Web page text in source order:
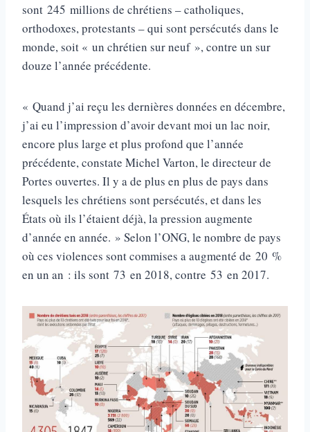
sont 245 millions de chrétiens – catholiques,
orthodoxes, protestants – qui sont persécutés dans le
monde, soit « un chrétien sur neuf », contre un sur
douze l’année précédente.
« Quand j’ai reçu les dernières données en décembre,
j’ai eu l’impression d’avoir devant moi un lac noir,
encore plus large et plus profond que l’année
précédente, constate Michel Varton, le directeur de
Portes ouvertes. Il y a de plus en plus de pays dans
lesquels les chrétiens sont persécutés, et dans les
États où ils l’étaient déjà, la pression augmente
d’année en année. » Selon l’ONG, le nombre de pays
où ces violences sont commises a augmenté de 20 %
en un an : ils sont 73 en 2018, contre 53 en 2017.